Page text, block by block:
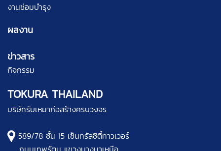
งานซ่อมบำรุง
ผลงาน
ข่าวสาร
กิจกรรม
TOKURA THAILAND
บริษัทรับเหมาก่อสร้างครบวงจร
589/78 ชั้น 15 เซ็นทรัลชิตี้ทาวเวอร์